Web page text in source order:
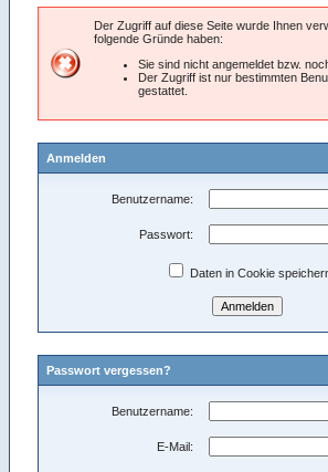
Der Zugriff auf diese Seite wurde Ihnen
folgende Gründe haben:
Sie sind nicht angemeldet bzw.
Der Zugriff ist nur bestimmten
gestattet.
Anmelden
Benutzername:
Passwort:
Daten in Cookie
Passwort vergessen?
Benutzername:
E-Mail: